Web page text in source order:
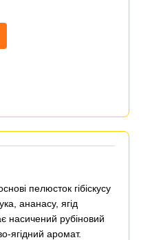
пелюсток гібіскусу
ананасу, ягід
насичений рубіновий
ягідний аромат.